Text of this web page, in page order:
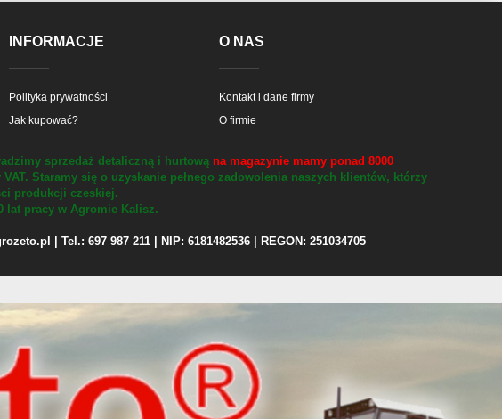
INFORMACJE
Polityka prywatności
Jak kupować?
O NAS
Kontakt i dane firmy
O firmie
sprzedaż detaliczną i hurtową na magazynie mamy ponad 8000
Staramy się o uzyskanie pełnego zadowolenia naszych klientów, którzy
produkcji czeskiej.
lat pracy w Agromie Kalisz.
| Tel.: 697 987 211 | NIP: 6181482536 | REGON: 251034705